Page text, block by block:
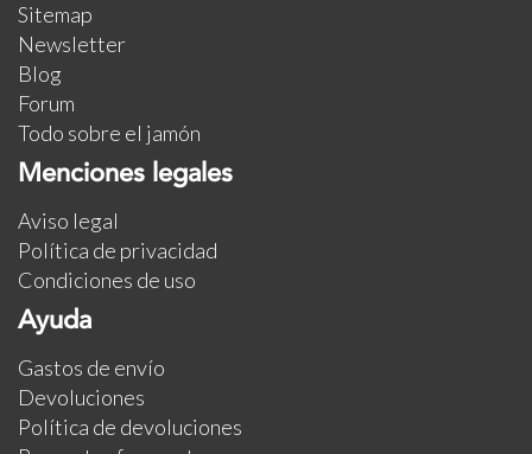
Sitemap
Newsletter
Blog
Forum
Todo sobre el jamón
Menciones legales
Aviso legal
Política de privacidad
Condiciones de uso
Ayuda
Gastos de envío
Devoluciones
Política de devoluciones